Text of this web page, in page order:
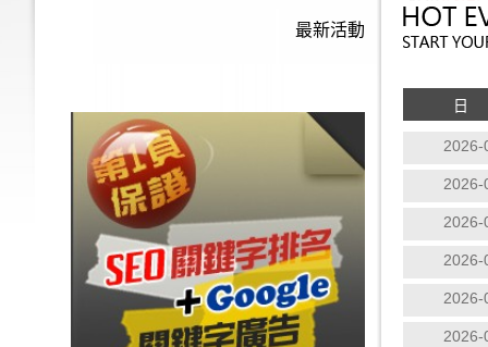
最新活動
日
2026-
2026-
2026-
2026-
2026-
2026-